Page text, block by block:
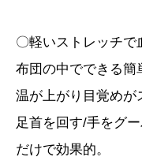
〇軽いストレッチで
布団の中でできる簡
温が上がり目覚めが
足首を回す/手をグ
だけで効果的。